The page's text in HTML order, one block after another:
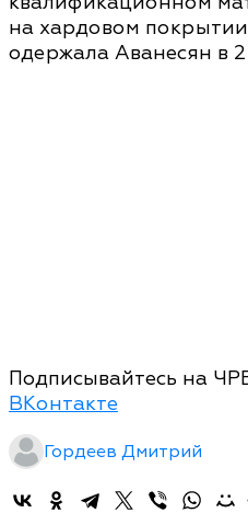
на хардовом
одержала Аванесян в 2
Подписывайтесь на
ВКонтакте
Гордеев Дмитрий